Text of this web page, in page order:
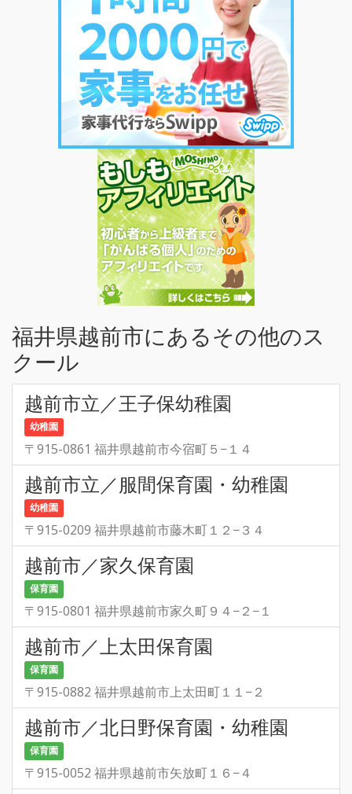
福井県越前市にあるその他のス
クール
越前市立／王子保幼稚園
幼稚園
〒915-0861 福井県越前市今宿町５−１４
越前市立／服間保育園・幼稚園
幼稚園
〒915-0209 福井県越前市藤木町１２−３４
越前市／家久保育園
保育園
〒915-0801 福井県越前市家久町９４−２−１
越前市／上太田保育園
保育園
〒915-0882 福井県越前市上太田町１１−２
越前市／北日野保育園・幼稚園
保育園
〒915-0052 福井県越前市矢放町１６−４